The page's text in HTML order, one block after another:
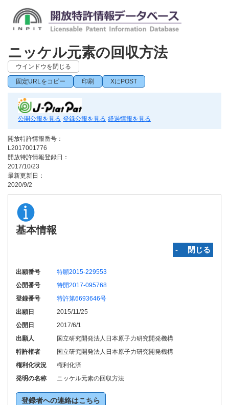
ニッケル元素の回収方法
ウインドウを閉じる
固定URLをコピー 印刷 XにPOST
公開公報を見る 登録公報を見る 経過情報を見る
開放特許情報番号：
L2017001776
開放特許情報登録日：
2017/10/23
最新更新日：
2020/9/2
基本情報
‐ 閉じる
出願番号
特願2015-229553
公開番号
特開2017-095768
登録番号
特許第6693646号
出願日
2015/11/25
公開日
2017/6/1
出願人
国立研究開発法人日本原子力研究開発機構
特許権者
国立研究開発法人日本原子力研究開発機構
権利化状況
権利化済
発明の名称
ニッケル元素の回収方法
登録者への連絡はこちら